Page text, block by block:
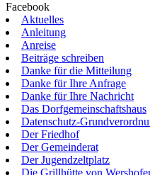
Facebook
Aktuelles
Anleitung
Anreise
Beiträge schreiben
Danke für die Mitteilung
Danke für Ihre Anfrage
Danke für Ihre Nachricht
Das Dorfgemeinschaftshaus
Datenschutz-
Der Friedhof
Der Gemeinderat
Der Jugendzeltplatz